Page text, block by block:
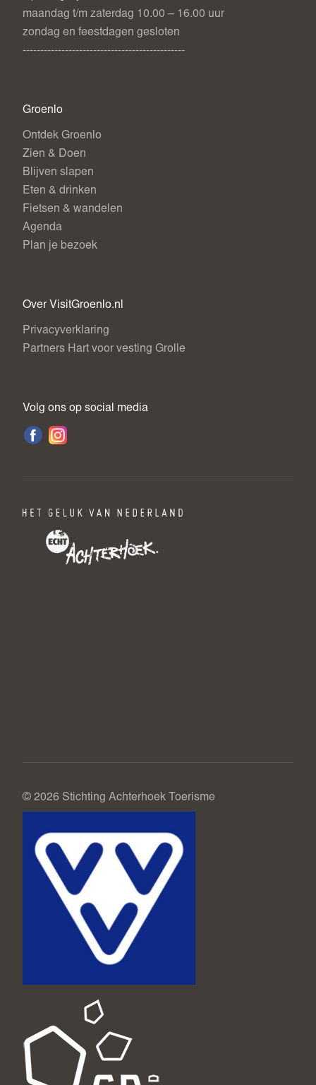
maandag t/m zaterdag 10.00 – 16.00 uur
zondag en feestdagen gesloten
----------------------------------------------
Groenlo
Ontdek Groenlo
Zien & Doen
Blijven slapen
Eten & drinken
Fietsen & wandelen
Agenda
Plan je bezoek
Over VisitGroenlo.nl
Privacyverklaring
Partners Hart voor vesting Grolle
Volg ons op social media
© 2026 Stichting Achterhoek Toerisme